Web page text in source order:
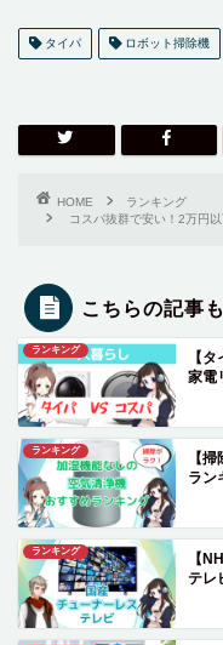
タイパ ロボット掃除機
HOME
ランキング
コスパ抜群で安い！2万円
こちらの記事
ランキング
【
家電
ランキング
【
ラン
ランキング
【
テレ